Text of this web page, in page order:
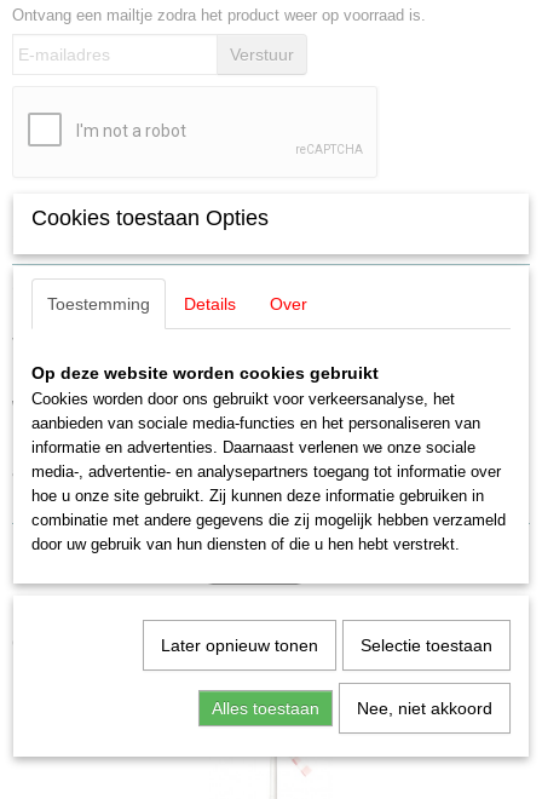
Ontvang een mailtje zodra het product weer op voorraad is.
Verstuur
Specificaties
Productcode
1317
Productcode leverancier
Schaal
H0 (1:87)
Staat
Omschrijving
Viessmann 1317 Bewegende
waterbron
Een echte fontein, maar dan zonder water. Een roterend element van
acrylglas simuleert een stromende waterstraal. Met ondervloeraandrijving.
Inbouwdiepte: 42 mm. Afmetingen: L 3,0 x B 1,8 H 2,9 cm.
Ook interessant
Cookies toestaan Opties
Toestemming Details Over
Op deze website worden cookies gebruikt
Cookies worden door ons gebruikt voor verkeersanalyse, het
aanbieden van sociale media-functies en het personaliseren van
informatie en advertenties. Daarnaast verlenen we onze sociale
media-, advertentie- en analysepartners toegang tot informatie over
hoe u onze site gebruikt. Zij kunnen deze informatie gebruiken in
combinatie met andere gegevens die zij mogelijk hebben verzameld
door uw gebruik van hun diensten of die u hen hebt verstrekt.
Later opnieuw tonen Selectie toestaan
Alles toestaan Nee, niet akkoord